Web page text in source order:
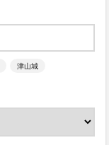
津山城